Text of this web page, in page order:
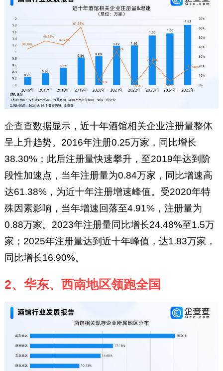
企查查数据显示，近十年酒馆相关企业注册量整体
呈上升趋势。2016年注册0.25万家，同比增长
38.30%；此后注册量快速攀升，至2019年达到阶
段性加速点，当年注册量为0.84万家，同比增速高
达61.38%，为近十年注册增速峰值。受2020年特
殊因素影响，当年增速回落至4.91%，注册量为
0.88万家。2023年注册量同比增长24.48%至1.5万
家；2025年注册量达到近十年峰值，达1.83万家，
同比增长16.90%。
2、华东、西南地区领跑全国